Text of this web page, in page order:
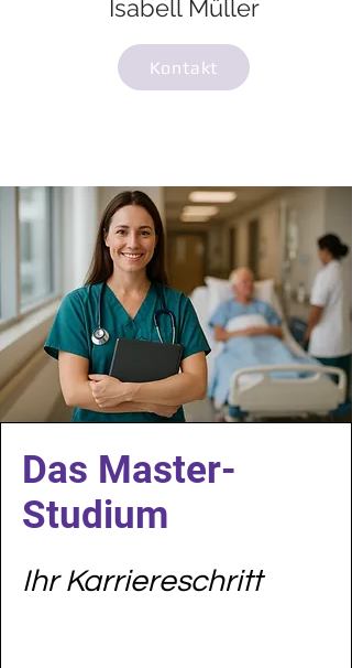
Isabell Müller
Kontakt
Das Master-
Studium
IhrKarriereschritt